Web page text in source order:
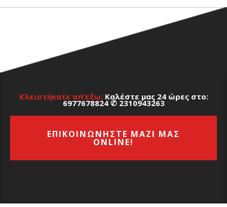
Κλειστήκατε απ’εξω; Καλέστε μας 24 ώρες στο:
6977678824✆2310943263
ΕΠΙΚΟΙΝΩΝΗΣΤΕ ΜΑΖΙ ΜΑΣ
ONLINE!